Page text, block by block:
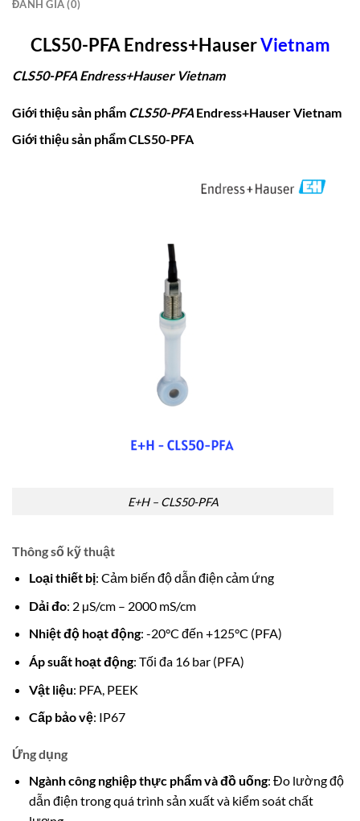
ĐÁNH GIÁ (0)
CLS50-PFA Endress+HauserVietnam
CLS50-PFA Endress+Hauser Vietnam
Giới thiệu sản phẩm CLS50-PFAEndress+Hauser Vietnam
Giới thiệu sản phẩm CLS50-PFA
E+H – CLS50-PFA
Thông số kỹ thuật
Loại thiết bị: Cảm biến độ dẫn điện cảm ứng
Dải đo: 2 µS/cm – 2000 mS/cm
Nhiệt độ hoạt động: -20°C đến +125°C (PFA)
Áp suất hoạt động: Tối đa 16 bar (PFA)
Vật liệu: PFA, PEEK
Cấp bảo vệ: IP67
Ứng dụng
Ngành công nghiệp thực phẩm và đồ uống: Đo lường độ
dẫn điện trong quá trình sản xuất và kiểm soát chất